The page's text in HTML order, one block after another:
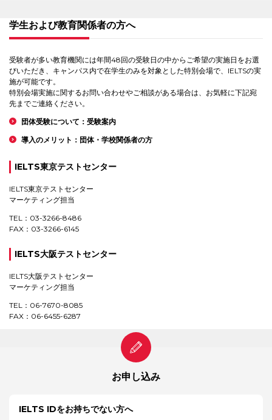
学生および教育関係者の方へ
受験者が多い教育機関には年間48回の受験日の中からご希望の実施日をお選
びいただき、キャンパス内で在学生のみを対象とした特別会場で、IELTSの実
施が可能です。
特別会場実施に関するお問い合わせやご相談がある場合は、お気軽に下記宛
先までご連絡ください。
団体受験について：受験案内
導入のメリット：団体・学校関係者の方
IELTS東京テストセンター
IELTS東京テストセンター
マーケティング担当
TEL：03-3266-8486
FAX：03-3266-6145
IELTS大阪テストセンター
IELTS大阪テストセンター
マーケティング担当
TEL：06-7670-8085
FAX：06-6455-6287
お申し込み
IELTS IDをお持ちでない方へ